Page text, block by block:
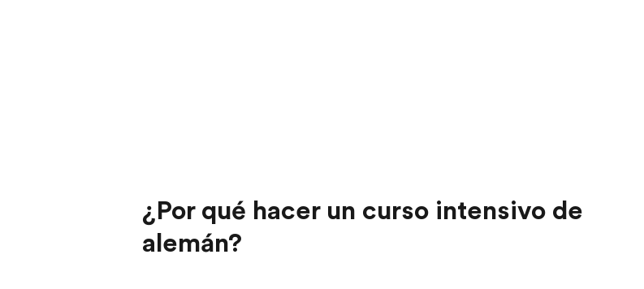
¿Por qué hacer un curso intensivo de
alemán?